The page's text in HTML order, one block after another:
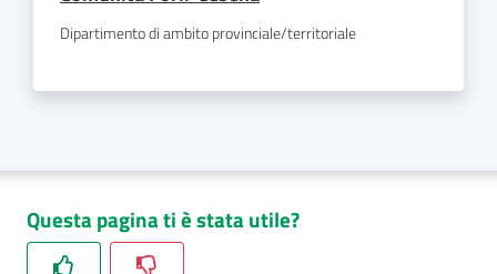
Dipartimento di ambito provinciale/territoriale
Questa pagina ti è stata utile?